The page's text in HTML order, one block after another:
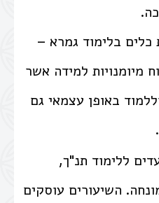
בלימוד גמרא –
למידה אשר
באופן עצמאי גם
ללימוד תנ"ך,
השיעורים עוסקים